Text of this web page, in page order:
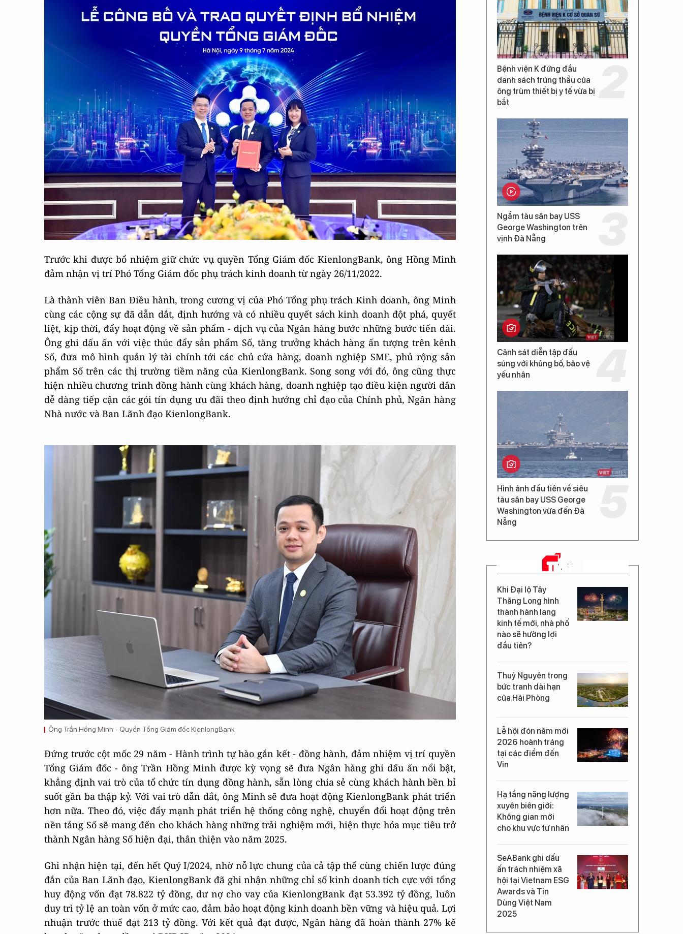
Trước khi được bổ nhiệm giữ chức vụ quyền Tổng Giám đốc KienlongBank, ông Hồng Minh
đảm nhận vị trí Phó Tổng Giám đốc phụ trách kinh doanh từ ngày 26/11/2022.
Là thành viên Ban Điều hành, trong cương vị của Phó Tổng phụ trách Kinh doanh, ông Minh
cùng các cộng sự đã dẫn dắt, định hướng và có nhiều quyết sách kinh doanh đột phá, quyết
liệt, kịp thời, đẩy hoạt động về sản phẩm - dịch vụ của Ngân hàng bước những bước tiến dài.
Ông ghi dấu ấn với việc thúc đẩy sản phẩm Số, tăng trưởng khách hàng ấn tượng trên kênh
Số, đưa mô hình quản lý tài chính tới các chủ cửa hàng, doanh nghiệp SME, phủ rộng sản
phẩm Số trên các thị trường tiềm năng của KienlongBank. Song song với đó, ông cũng thực
hiện nhiều chương trình đồng hành cùng khách hàng, doanh nghiệp tạo điều kiện người dân
dễ dàng tiếp cận các gói tín dụng ưu đãi theo định hướng chỉ đạo của Chính phủ, Ngân hàng
Nhà nước và Ban Lãnh đạo KienlongBank.
Ông Trần Hồng Minh - Quyền Tổng Giám đốc KienlongBank
Đứng trước cột mốc 29 năm - Hành trình tự hào gắn kết - đồng hành, đảm nhiệm vị trí quyền
Tổng Giám đốc - ông Trần Hồng Minh được kỳ vọng sẽ đưa Ngân hàng ghi dấu ấn nổi bật,
khẳng định vai trò của tổ chức tín dụng đồng hành, sẵn lòng chia sẻ cùng khách hành bền bỉ
suốt gần ba thập kỷ. Với vai trò dẫn dắt, ông Minh sẽ đưa hoạt động KienlongBank phát triển
hơn nữa. Theo đó, việc đẩy mạnh phát triển hệ thống công nghệ, chuyển đổi hoạt động trên
nền tảng Số sẽ mang đến cho khách hàng những trải nghiệm mới, hiện thực hóa mục tiêu trở
thành Ngân hàng Số hiện đại, thân thiện vào năm 2025.
Ghi nhận hiện tại, đến hết Quý I/2024, nhờ nỗ lực chung của cả tập thể cùng chiến lược đúng
đắn của Ban Lãnh đạo, KienlongBank đã ghi nhận những chỉ số kinh doanh tích cực với tổng
huy động vốn đạt 78.822 tỷ đồng, dư nợ cho vay của KienlongBank đạt 53.392 tỷ đồng, luôn
duy trì tỷ lệ an toàn vốn ở mức cao, đảm bảo hoạt động kinh doanh bền vững và hiệu quả. Lợi
nhuận trước thuế đạt 213 tỷ đồng. Với kết quả đạt được, Ngân hàng đã hoàn thành 27% kế
Bệnh viện K đứng đầu
danh sách trúng thầu của
ông trùm thiết bị y tế vừa bị
bắt
Ngắm tàu sân bay USS
George Washington trên
vịnh Đà Nẵng
Cảnh sát diễn tập đấu
súng với khủng bố, bảo vệ
yếu nhân
Hình ảnh đầu tiên về siêu
tàu sân bay USS George
Washington vừa đến Đà
Nẵng
TIN MỚI
Khi Đại lộ Tây
Thăng Long hình
thành hành lang
kinh tế mới, nhà phố
nào sẽ hưởng lợi
đầu tiên?
Thuỷ Nguyên trong
bức tranh dài hạn
của Hải Phòng
Lễ hội đón năm mới
2026 hoành tráng
tại các điểm đến
Vin
Hạ tầng năng lượng
xuyên biên giới:
Không gian mới
cho khu vực tư nhân
SeABank ghi dấu
ấn trách nhiệm xã
hội tại Vietnam ESG
Awards và Tin
Dùng Việt Nam
2025